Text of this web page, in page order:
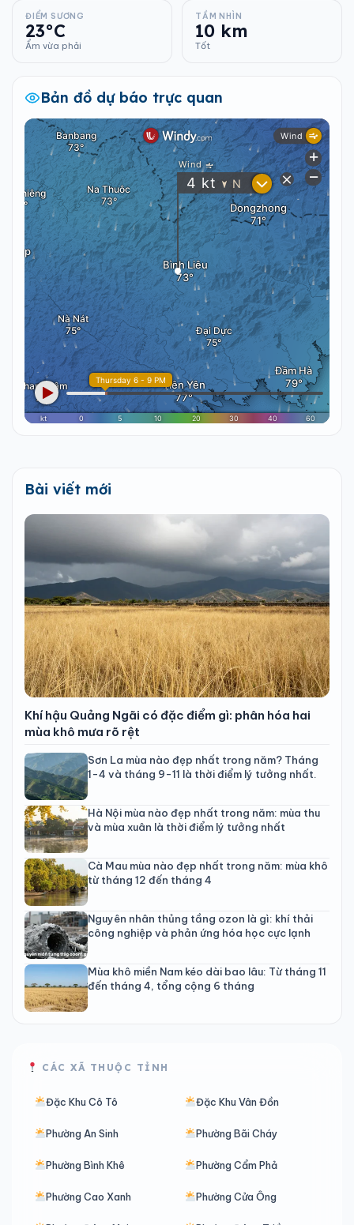
ĐIỂM SƯƠNG
23°C
Ẩm vừa phải
TẦM NHÌN
10 km
Tốt
Bản đồ dự báo trực quan
Bài viết mới
Khí hậu Quảng Ngãi có đặc điểm gì: phân hóa hai
mùa khô mưa rõ rệt
Sơn La mùa nào đẹp nhất trong năm? Tháng
1-4 và tháng 9-11 là thời điểm lý tưởng nhất.
Hà Nội mùa nào đẹp nhất trong năm: mùa thu
và mùa xuân là thời điểm lý tưởng nhất
Cà Mau mùa nào đẹp nhất trong năm: mùa khô
từ tháng 12 đến tháng 4
Nguyên nhân thủng tầng ozon là gì: khí thải
công nghiệp và phản ứng hóa học cực lạnh
Mùa khô miền Nam kéo dài bao lâu: Từ tháng 11
đến tháng 4, tổng cộng 6 tháng
CÁC XÃ THUỘC TỈNH
Đặc Khu Cô Tô Đặc Khu Vân Đồn
Phường An Sinh Phường Bãi Cháy
Phường Bình Khê Phường Cẩm Phả
Phường Cao Xanh Phường Cửa Ông